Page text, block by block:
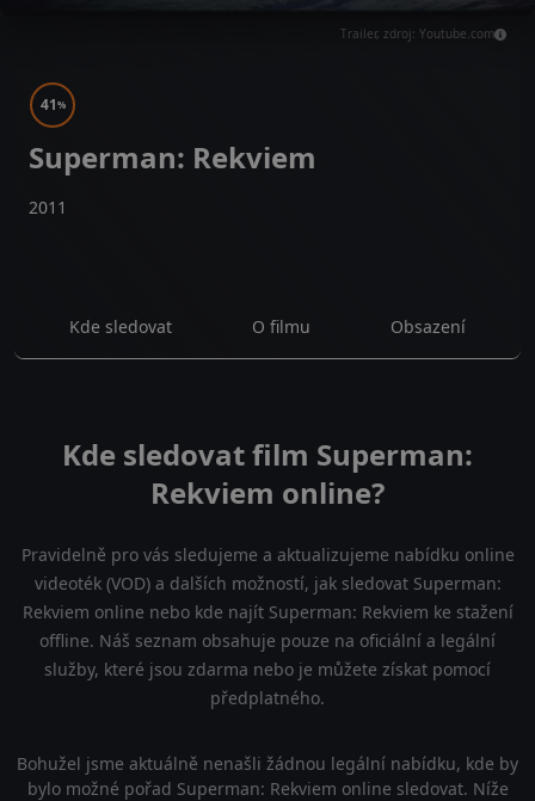
Trailer, zdroj: Youtube.com
41%
Superman: Rekviem
2011
Kde sledovat O filmu Obsazení
Kde sledovat film Superman:
Rekviem online?
Pravidelně pro vás sledujeme a aktualizujeme nabídku online
videoték (VOD) a dalších možností, jak sledovat Superman:
Rekviem online nebo kde najít Superman: Rekviem ke stažení
offline. Náš seznam obsahuje pouze na oficiální a legální
služby, které jsou zdarma nebo je můžete získat pomocí
předplatného.
Bohužel jsme aktuálně nenašli žádnou legální nabídku, kde by
bylo možné pořad Superman: Rekviem online sledovat. Níže